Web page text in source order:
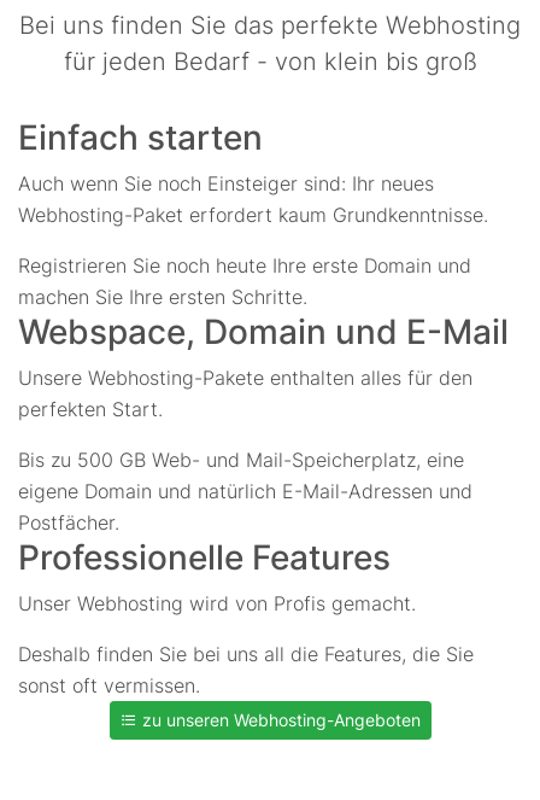
Bei uns finden Sie das perfekte Webhosting
für jeden Bedarf - von klein bis groß
Einfach starten
Auch wenn Sie noch Einsteiger sind: Ihr neues
Webhosting-Paket erfordert kaum Grundkenntnisse.
Registrieren Sie noch heute Ihre erste Domain und
machen Sie Ihre ersten Schritte.
Webspace, Domain und E-Mail
Unsere Webhosting-Pakete enthalten alles für den
perfekten Start.
Bis zu 500 GB Web- und Mail-Speicherplatz, eine
eigene Domain und natürlich E-Mail-Adressen und
Postfächer.
Professionelle Features
Unser Webhosting wird von Profis gemacht.
Deshalb finden Sie bei uns all die Features, die Sie
sonst oft vermissen.
zu unseren Webhosting-Angeboten